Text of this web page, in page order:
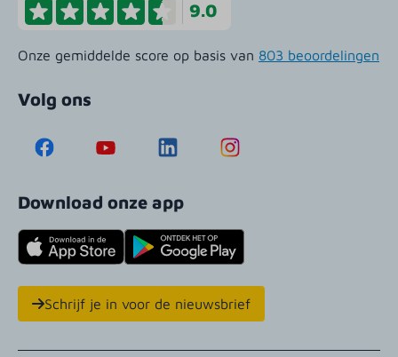
9.0
Onze gemiddelde score op basis van 803 beoordelingen
Volg ons
Download onze app
Schrijf je in voor de nieuwsbrief